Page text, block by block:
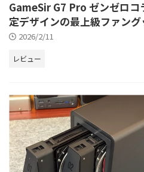
GameSir G7 Pro ゼンゼロコ
定デザインの最上級ファング
2026/2/11
レビュー